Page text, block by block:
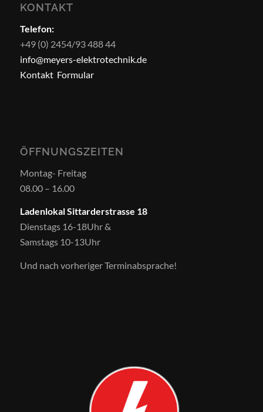
KONTAKT
Telefon:
+49 (0) 2454/93 488 44
info@meyers-elektrotechnik.de
Kontakt Formular
ÖFFNUNGSZEITEN
Montag- Freitag
08.00 – 16.00
Ladenlokal Sittarderstrasse 18
Dienstags 16-18Uhr &
Samstags 10-13Uhr
Und nach vorheriger Terminabsprache!